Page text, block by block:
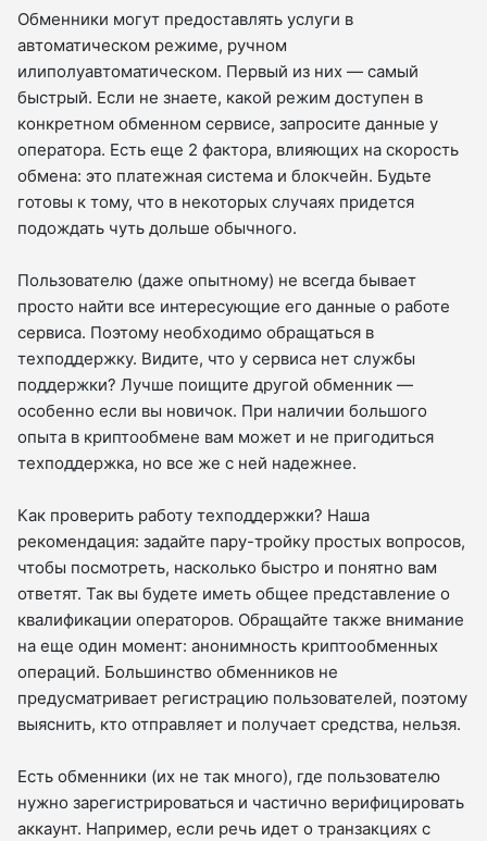
Обменники могут предоставлять услуги в
автоматическом режиме, ручном
илиполуавтоматическом. Первый из них — самый
быстрый. Если не знаете, какой режим доступен в
конкретном обменном сервисе, запросите данные у
оператора. Есть еще 2 фактора, влияющих на скорость
обмена: это платежная система и блокчейн. Будьте
готовы к тому, что в некоторых случаях придется
подождать чуть дольше обычного.
Пользователю (даже опытному) не всегда бывает
просто найти все интересующие его данные о работе
сервиса. Поэтому необходимо обращаться в
техподдержку. Видите, что у сервиса нет службы
поддержки? Лучше поищите другой обменник —
особенно если вы новичок. При наличии большого
опыта в криптообмене вам может и не пригодиться
техподдержка, но все же с ней надежнее.
Как проверить работу техподдержки? Наша
рекомендация: задайте пару-тройку простых вопросов,
чтобы посмотреть, насколько быстро и понятно вам
ответят. Так вы будете иметь общее представление о
квалификации операторов. Обращайте также внимание
на еще один момент: анонимность криптообменных
операций. Большинство обменников не
предусматривает регистрацию пользователей, поэтому
выяснить, кто отправляет и получает средства, нельзя.
Есть обменники (их не так много), где пользователю
нужно зарегистрироваться и частично верифицировать
аккаунт. Например, если речь идет о транзакциях с